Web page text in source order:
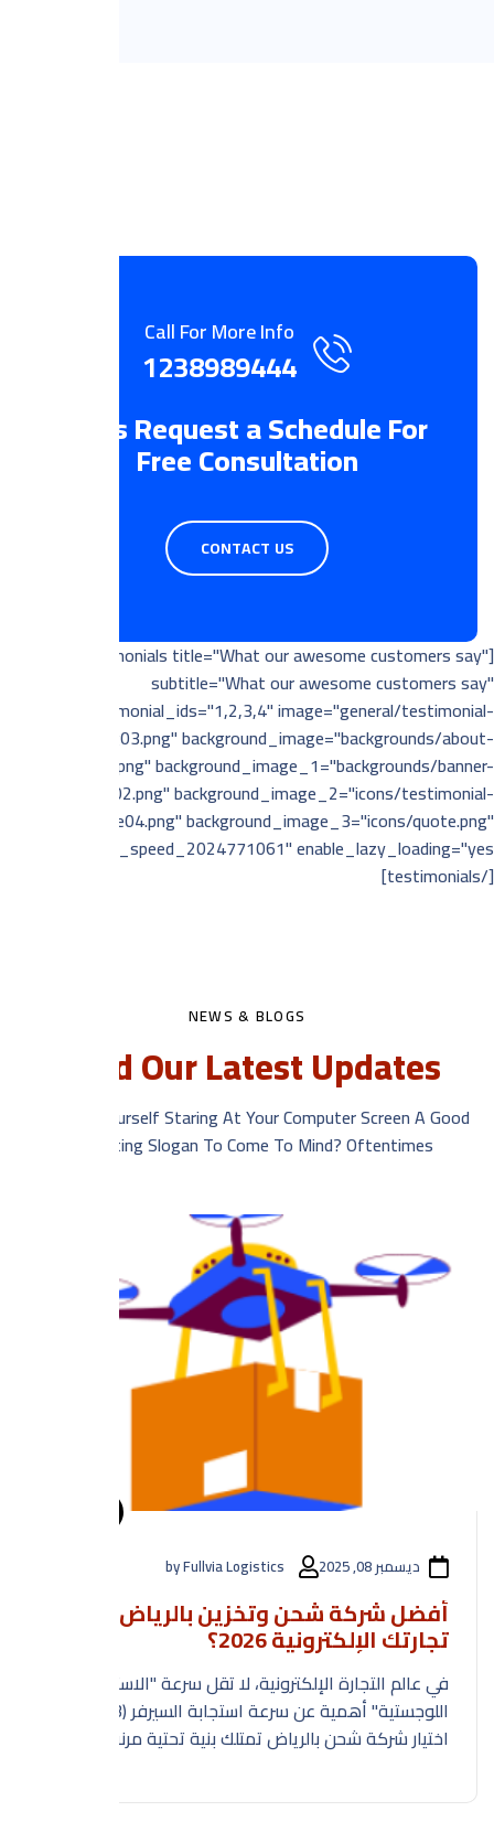
Call For More Info
1238989444
Let’s Request a Schedule For
Free Consultation
CONTACT US
[testimonials title="What our awesome customers say"
subtitle="What our awesome customers say"
testimonial_ids="1,2,3,4" image="general/testimonial-
img03.png" background_image="backgrounds/about-
shape06.png" background_image_1="backgrounds/banner-
shape02.png" background_image_2="icons/testimonial-
shape04.png" background_image_3="icons/quote.png"
[/testimonials]
NEWS & BLOGS
Read Our Latest Updates
Ever Find Yourself Staring At Your Computer Screen A Good
Consulting Slogan To Come To Mind? Oftentimes.
ديسمبر 08, 2025 by Fullvia Logistics
أفضل شركة شحن وتخزين بالرياض لنمو
تجارتك الإلكترونية 2026؟
في عالم التجارة الإلكترونية، لا تقل سرعة "الاستجابة
اختيار شركة شحن بالرياض تمتلك بنية تحتية مرنة